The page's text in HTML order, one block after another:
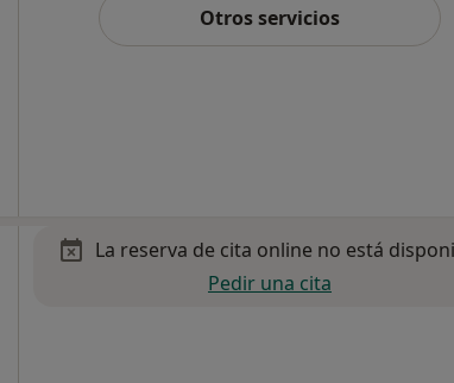
Otros servicios
La reserva de cita online no está
Pedir una cita